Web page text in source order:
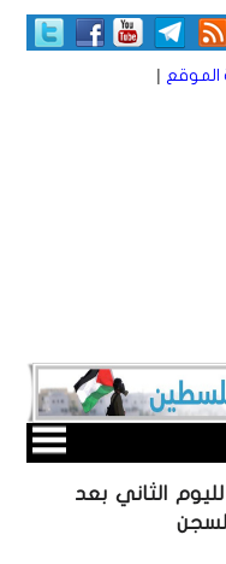
الموقع |
الثاني بعد